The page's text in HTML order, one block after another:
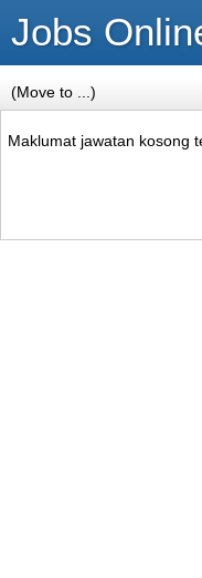
Jobs
Maklumat jawatan kosong